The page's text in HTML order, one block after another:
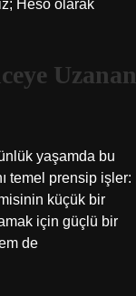
Heso olarak
Uzanan
yaşamda bu
temel prensip işler:
küçük bir
için güçlü bir
de